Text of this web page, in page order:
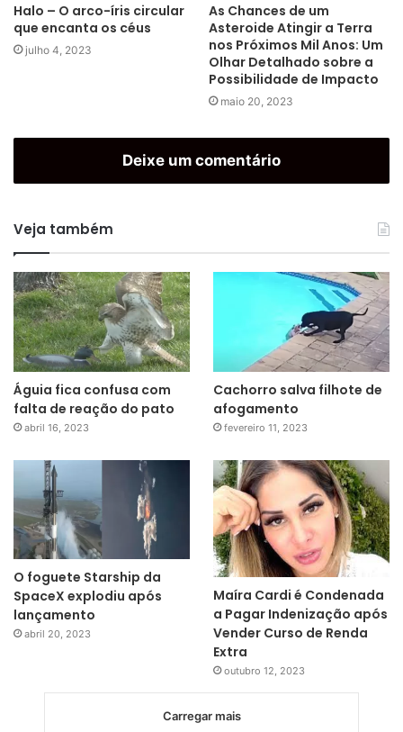
Halo – O arco-íris circular
que encanta os céus
julho 4, 2023
As Chances de um
Asteroide Atingir a Terra
nos Próximos Mil Anos: Um
Olhar Detalhado sobre a
Possibilidade de Impacto
maio 20, 2023
Deixe um comentário
Veja também
Águia fica confusa com
falta de reação do pato
abril 16, 2023
Cachorro salva filhote de
afogamento
fevereiro 11, 2023
O foguete Starship da
SpaceX explodiu após
lançamento
abril 20, 2023
Maíra Cardi é Condenada
a Pagar Indenização após
Vender Curso de Renda
Extra
outubro 12, 2023
Carregar mais